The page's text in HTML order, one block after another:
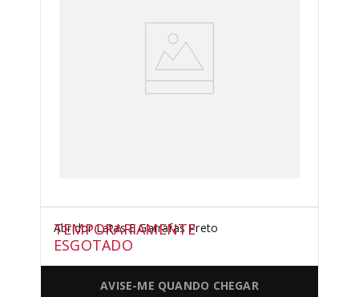
Abridor Latas E Garrafas Preto
TEMPORARIAMENTE
ESGOTADO
AVISE-ME QUANDO CHEGAR